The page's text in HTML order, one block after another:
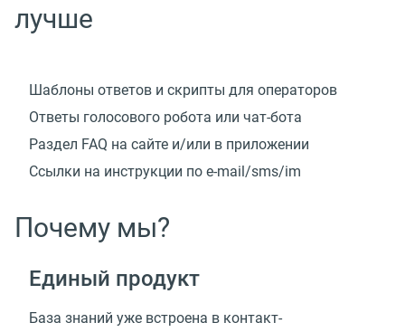
лучше
Шаблоны ответов и скрипты для операторов
Ответы голосового робота или чат-бота
Раздел FAQ на сайте и/или в приложении
Ссылки на инструкции по e-mail/sms/im
Почему мы?
Единый продукт
База знаний уже встроена в контакт-